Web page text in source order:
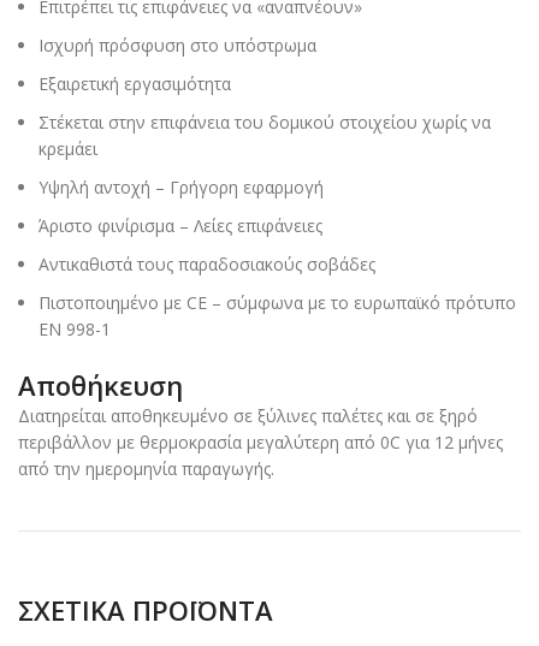
Επιτρέπει τις επιφάνειες να «αναπνέουν»
Ισχυρή πρόσφυση στο υπόστρωμα
Εξαιρετική εργασιμότητα
Στέκεται στην επιφάνεια του δομικού στοιχείου χωρίς να
κρεμάει
Υψηλή αντοχή – Γρήγορη εφαρμογή
Άριστο φινίρισμα – Λείες επιφάνειες
Αντικαθιστά τους παραδοσιακούς σοβάδες
Πιστοποιημένο με CE – σύμφωνα με το ευρωπαϊκό πρότυπο
ΕΝ 998-1
Αποθήκευση
Διατηρείται αποθηκευμένο σε ξύλινες παλέτες και σε ξηρό
περιβάλλον με θερμοκρασία μεγαλύτερη από 0C για 12 μήνες
από την ημερομηνία παραγωγής.
ΣΧΕΤΙΚΆ ΠΡΟΪΌΝΤΑ